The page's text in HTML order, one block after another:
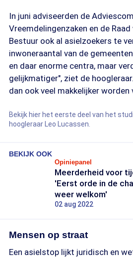
In juni adviseerden de
Vreemdelingenzaken en de
Bestuur ook al asielzoekers te
inwoneraantal van de
en daar enorme centra, maar
gelijkmatiger", ziet de
dan ook veel makkelijker worden
Bekijk hier het eerste deel van het
hoogleraar Leo Lucassen.
BEKIJK OOK
Opiniepanel
Meerderheid voor
'Eerst orde in de
weer welkom'
02 aug 2022
Mensen op straat
Een asielstop lijkt juridisch en